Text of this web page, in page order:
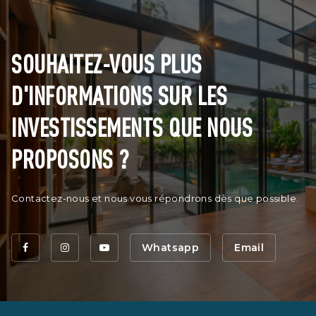
SOUHAITEZ-VOUS PLUS
D'INFORMATIONS SUR LES
INVESTISSEMENTS QUE NOUS
PROPOSONS ?
Contactez-nous et nous vous répondrons dès que possible.
Whatsapp Email